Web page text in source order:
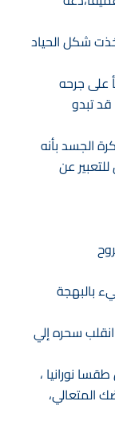
شكل الحياد
على جرحه
تبدو
الجسد بأنه
عن
بالبهجة
سحره إلي
نورانيا ،
المتعالي،